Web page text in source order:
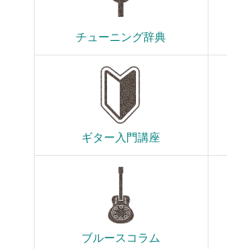
チューニング辞典
ギター入門講座
ブルースコラム